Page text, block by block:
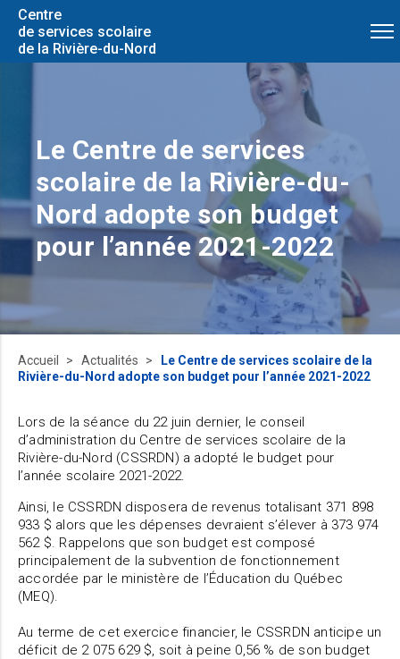
Centre
de services scolaire
de la Rivière-du-Nord
Le Centre de services
scolaire de la Rivière-du-
Nord adopte son budget
pour l’année 2021-2022
Accueil Actualités
Le Centre de services scolaire de la
Rivière-du-Nord adopte son budget pour l’année 2021-2022
Lors de la séance du 22 juin dernier, le conseil
d’administration du Centre de services scolaire de la
Rivière-du-Nord (CSSRDN) a adopté le budget pour
l’année scolaire 2021-2022.
Ainsi, le CSSRDN disposera de revenus totalisant 371 898
933 $ alors que les dépenses devraient s’élever à 373 974
562 $. Rappelons que son budget est composé
principalement de la subvention de fonctionnement
accordée par le ministère de l’Éducation du Québec
(MEQ).
Au terme de cet exercice financier, le CSSRDN anticipe un
déficit de 2 075 629 $, soit à peine 0,56 % de son budget